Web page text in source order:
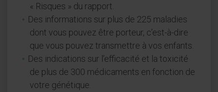
« Risques » du rapport.
Des informations sur plus de 225 maladies
dont vous pouvez être porteur, c’est-à-dire
que vous pouvez transmettre à vos enfants.
Des indications sur l’efficacité et la toxicité
de plus de 300 médicaments en fonction de
votre génétique.